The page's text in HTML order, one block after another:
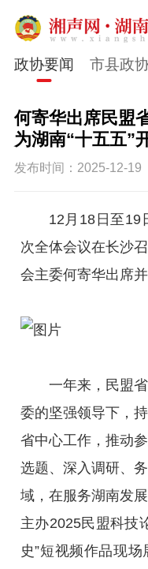
政协要闻 市县政
何寄华出席民盟
为湖南“十五五”
发布时间：2025-12-19
12月18日至19
次全体会议在长沙
会主委何寄华出席
一年来，民盟
委的坚强领导下，
省中心工作，推动
选题、深入调研、
域，在服务湖南发
主办2025民盟科技
史”短视频作品现